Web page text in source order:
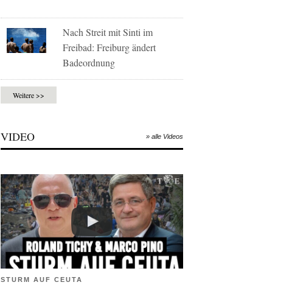
Nach Streit mit Sinti im
Freibad: Freiburg ändert
Badeordnung
Weitere >>
VIDEO » alle Videos
STURM AUF CEUTA